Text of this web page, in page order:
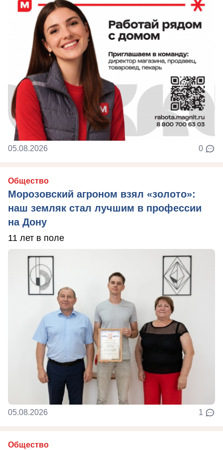
05.08.2026 0
Общество
Морозовский агроном взял «золото»:
наш земляк стал лучшим в профессии
на Дону
11 лет в поле
05.08.2026 1
Общество